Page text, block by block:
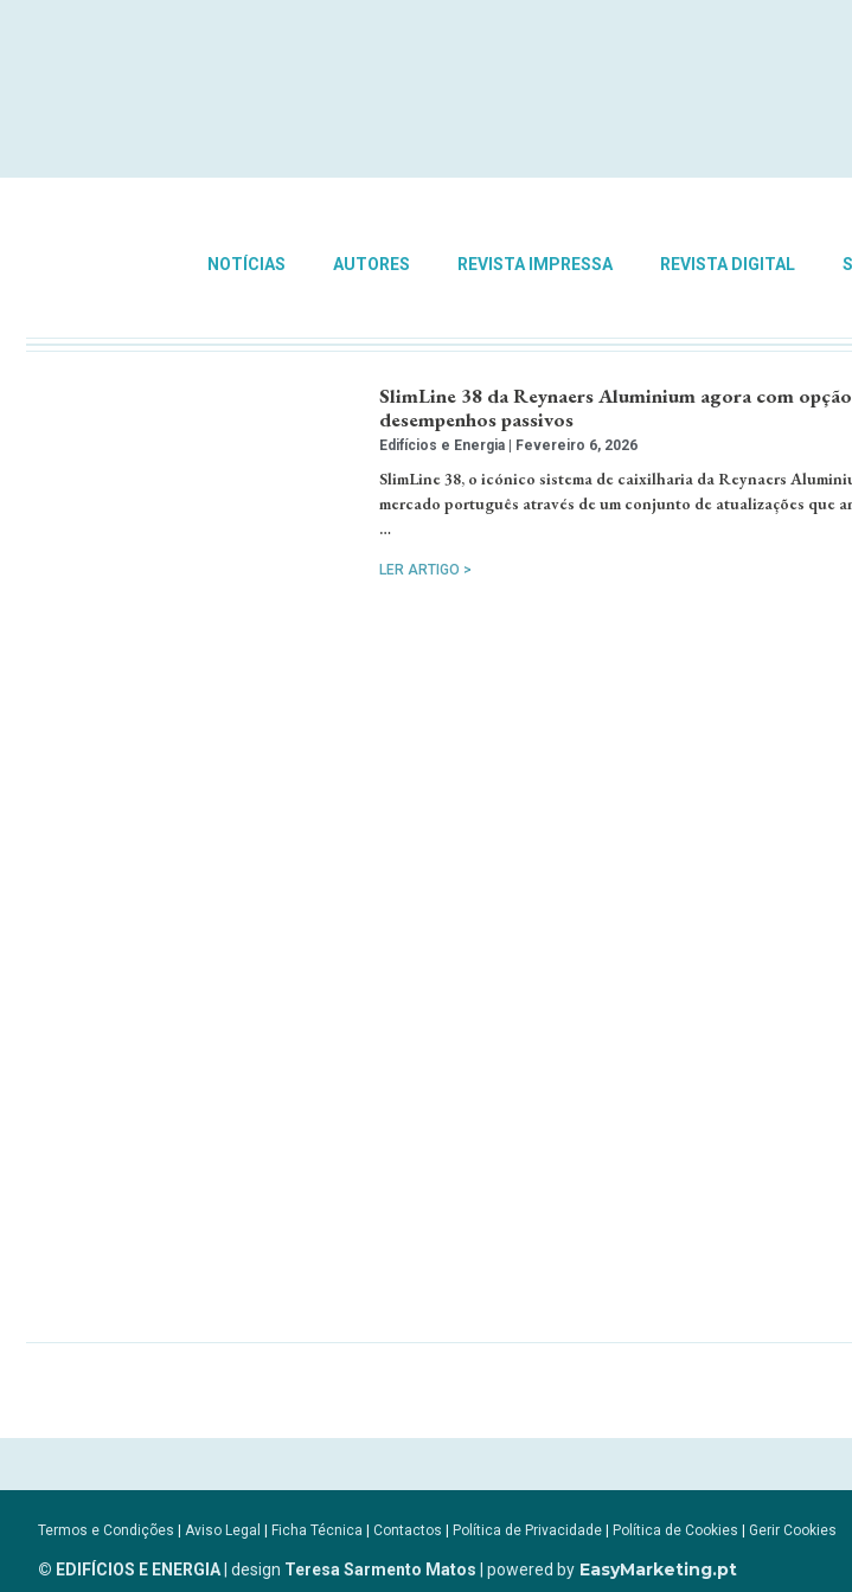
NOTÍCIAS AUTORES REVISTA IMPRESSA REVISTA DIGITAL
SlimLine 38 da Reynaers Aluminium agora com
desempenhos passivos
Edifícios e Energia Fevereiro 6, 2026
SlimLine 38, o icónico sistema de caixilharia da Reynaers
mercado português através de um conjunto de atualizações que
…
LER ARTIGO >
Termos e Condições | Aviso Legal | Ficha Técnica | Contactos | Política de Privacidade | Política de Cookies | Gerir Cookies
© EDIFÍCIOS E ENERGIA| design Teresa Sarmento Matos | powered by EasyMarketing.pt